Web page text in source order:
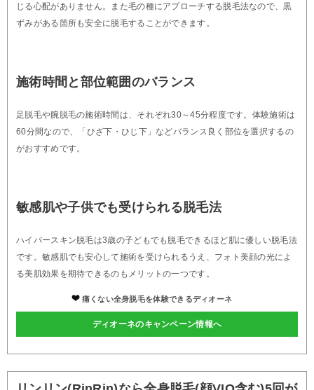
じる心配がありません。また毛の種にアプローチする脱毛法なので、黒
ずみがある箇所も安全に脱毛することができます。
施術時間と部位範囲のバランス
足脱毛や腕脱毛の施術時間は、それぞれ30～45分程度です。体験施術は
60分間なので、「ひざ下・ひじ下」などバランス良く部位を選択するの
がおすすめです。
敏感肌や子供でも受けられる脱毛法
ハイパースキン脱毛は3歳の子どもでも脱毛できるほど肌に優しい脱毛法
です。敏感肌でも安心して施術を受けられるうえ、フォト美顔の光によ
る美肌効果を期待できるのもメリットの一つです。
痛くない全身脱毛を体験できるディオーネ
ディオーネのキャンペーン情報へ